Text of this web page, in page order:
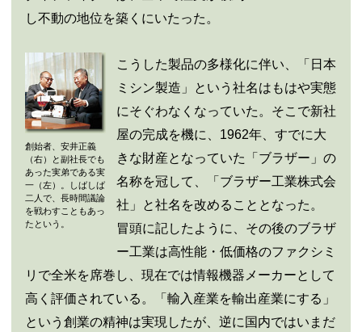
し不動の地位を築くにいたった。
創始者、安井正義
（右）と副社長でも
あった実弟である実
一（左）。しばしば
二人で、長時間議論
を戦わすこともあっ
たという。
こうした製品の多様化に伴い、「日本
ミシン製造」という社名はもはや実態
にそぐわなくなっていた。そこで新社
屋の完成を機に、1962年、すでに大
きな財産となっていた「ブラザー」の
名称を冠して、「ブラザー工業株式会
社」と社名を改めることとなった。
冒頭に記したように、その後のブラザ
ー工業は高性能・低価格のファクシミ
リで全米を席巻し、現在では情報機器メーカーとして
高く評価されている。「輸入産業を輸出産業にする」
という創業の精神は実現したが、逆に国内ではいまだ